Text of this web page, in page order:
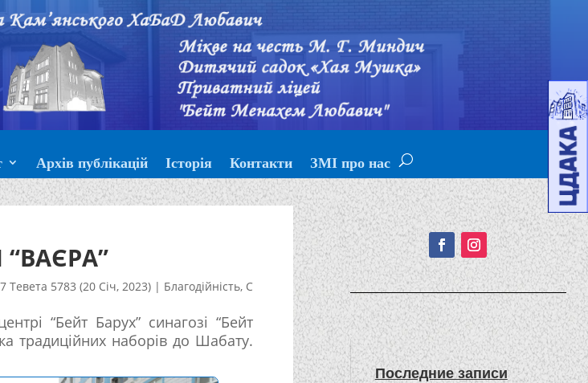
Архів публікацій Історія Контакти ЗМІ про нас
Тевета 5783 (20 Січ, 2023)| Благодійність, С
“Бейт Барух” синагозі “Бейт
традиційних наборів до Шабату.
Подписывайтесь!
Последние записи